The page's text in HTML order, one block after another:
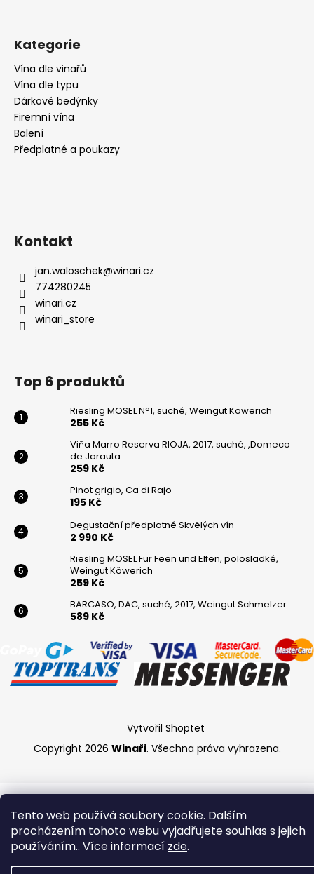
Tento web používá soubory cookie. Dalším
procházením tohoto webu vyjadřujete souhlas s jejich
používáním.. Více informací zde.
Kategorie
Vína dle vinařů
Vína dle typu
Dárkové bedýnky
Firemní vína
Balení
Předplatné a poukazy
Kontakt
jan.waloschek@winari.cz
774280245
winari.cz
winari_store
Top 6 produktů
Riesling MOSEL N°1, suché, Weingut Köwerich
255 Kč
Viňa Marro Reserva RIOJA, 2017, suché, ,Domeco
de Jarauta
259 Kč
Pinot grigio, Ca di Rajo
195 Kč
Degustační předplatné Skvělých vín
2 990 Kč
Riesling MOSEL Für Feen und Elfen, polosladké,
Weingut Köwerich
259 Kč
BARCASO, DAC, suché, 2017, Weingut Schmelzer
589 Kč
Vytvořil Shoptet
Copyright 2026 Winaři. Všechna práva vyhrazena.